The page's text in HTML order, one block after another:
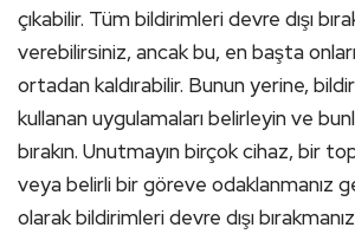
çıkabilir. Tüm bildirimleri devre dışı
verebilirsiniz, ancak bu, en başta onları
ortadan kaldırabilir. Bunun yerine,
kullanan uygulamaları belirleyin ve
bırakın. Unutmayın birçok cihaz, bir
veya belirli bir göreve odaklanmanız
olarak bildirimleri devre dışı